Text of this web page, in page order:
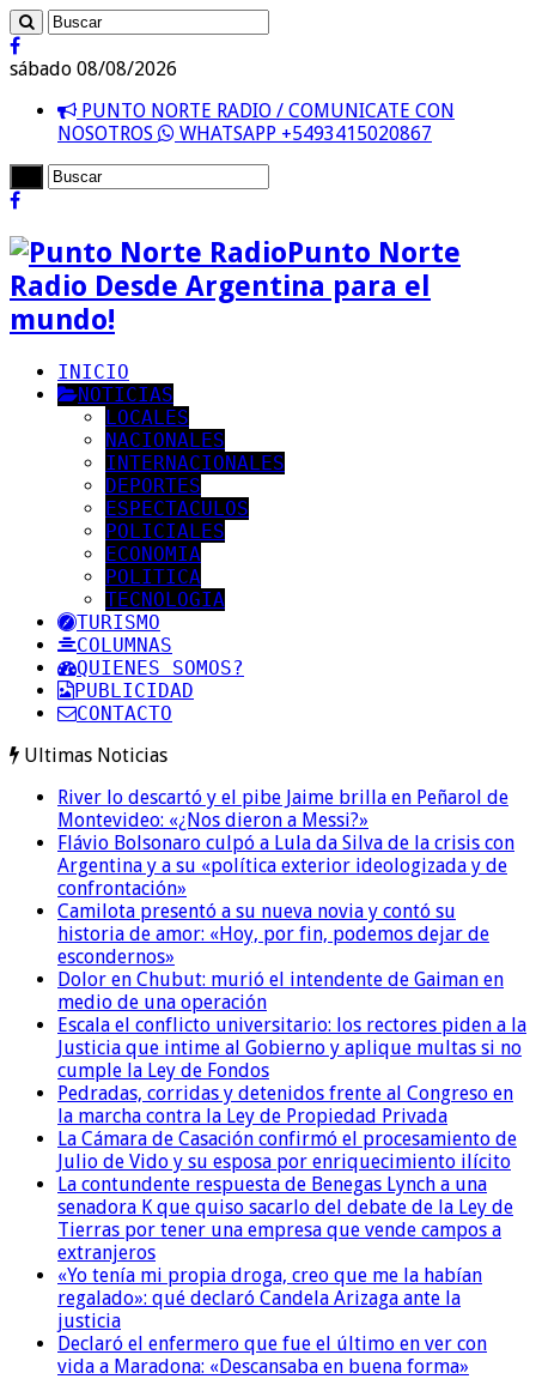
sábado 08/08/2026
PUNTO NORTE RADIO / COMUNICATE CON
NOSOTROS
WHATSAPP +5493415020867
Punto Norte
Radio Desde Argentina para el
mundo!
INICIO
NOTICIAS
LOCALES
NACIONALES
INTERNACIONALES
DEPORTES
ESPECTACULOS
POLICIALES
ECONOMIA
POLITICA
TECNOLOGIA
TURISMO
COLUMNAS
QUIENES SOMOS?
PUBLICIDAD
CONTACTO
Ultimas Noticias
River lo descartó y el pibe Jaime brilla en Peñarol de
Montevideo: «¿Nos dieron a Messi?»
Flávio Bolsonaro culpó a Lula da Silva de la crisis con
Argentina y a su «política exterior ideologizada y de
confrontación»
Camilota presentó a su nueva novia y contó su
historia de amor: «Hoy, por fin, podemos dejar de
escondernos»
Dolor en Chubut: murió el intendente de Gaiman en
medio de una operación
Escala el conflicto universitario: los rectores piden a la
Justicia que intime al Gobierno y aplique multas si no
cumple la Ley de Fondos
Pedradas, corridas y detenidos frente al Congreso en
la marcha contra la Ley de Propiedad Privada
La Cámara de Casación confirmó el procesamiento de
Julio de Vido y su esposa por enriquecimiento ilícito
La contundente respuesta de Benegas Lynch a una
senadora K que quiso sacarlo del debate de la Ley de
Tierras por tener una empresa que vende campos a
extranjeros
«Yo tenía mi propia droga, creo que me la habían
regalado»: qué declaró Candela Arizaga ante la
justicia
Declaró el enfermero que fue el último en ver con
vida a Maradona: «Descansaba en buena forma»